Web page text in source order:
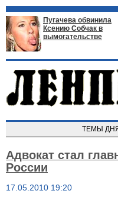
Пугачева обвинила
Ксению Собчак в
вымогательстве
ТЕМЫ
Адвокат стал
России
17.05.2010 19:20